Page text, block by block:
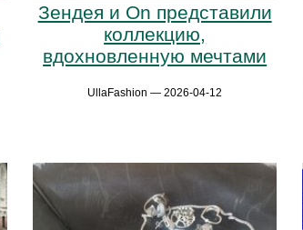
Зендея и On представили
коллекцию,
вдохновленную мечтами
UllaFashion — 2026-04-12